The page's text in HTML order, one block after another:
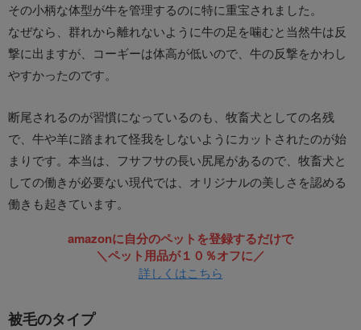
その小柄な体型が牛を管理するのに特に重宝されました。
なぜなら、群れから離れないように牛の足を噛むと当然牛は反
撃に出ますが、コーギーは体高が低いので、牛の反撃をかわし
やすかったのです。
断尾されるのが習慣になっているのも、牧畜犬としての名残
で、牛や羊に踏まれて怪我をしないようにカットされたのが始
まりです。本当は、フサフサの長い尻尾があるので、牧畜犬と
しての働きが必要ない現代では、オリジナルの美しさを認める
働きも起きています。
amazonに自分のペットを登録するだけで
＼ペット用品が１０％オフに／
詳しくはこちら
被毛のタイプ